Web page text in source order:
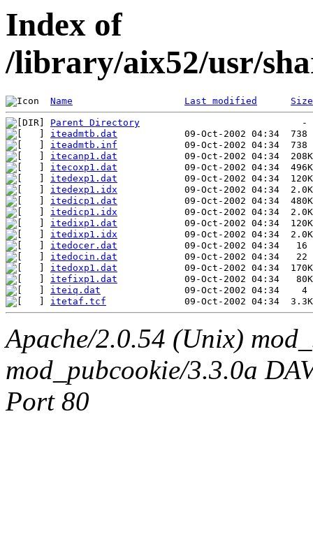
Index of
/library/aix52/usr/
Name Last modified Size
Parent Directory
iteadmtb.dat
iteadmtb.inf
itecanp1.dat
itecoxp1.dat
itedexp1.dat
itedexp1.idx
itedicp1.dat
itedicp1.idx
itedixp1.dat
itedixp1.idx
itedocer.dat
itedocin.dat
itedoxp1.dat
itefixp1.dat
iteiq.dat
itetaf.tcf
Apache/2.0.54 (Unix)
mod_pubcookie/3.3.0a
Port 80